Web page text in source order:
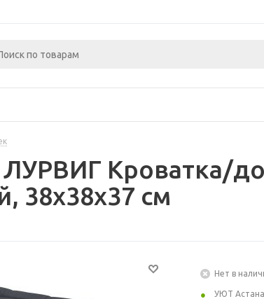
ЛУРВИГ Кроватка/
38x38x37 см
Нет в
УЮТ Астана